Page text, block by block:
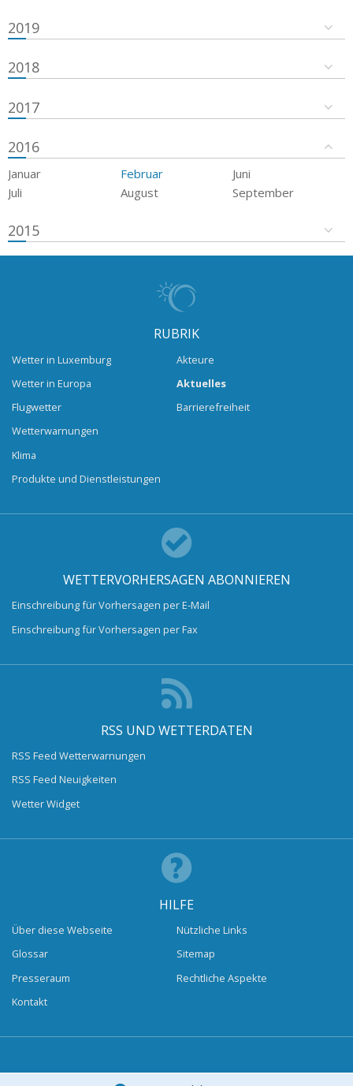
2019
2018
2017
2016
Januar Februar
Juni
Juli
August September
2015
RUBRIK
Wetter in Luxemburg
Wetter in Europa
Flugwetter
Wetterwarnungen
Klima
Produkte und Dienstleistungen
Akteure
Aktuelles
Barrierefreiheit
WETTERVORHERSAGEN ABONNIEREN
Einschreibung für Vorhersagen per E-Mail
Einschreibung für Vorhersagen per Fax
RSS UND WETTERDATEN
RSS Feed Wetterwarnungen
RSS Feed Neuigkeiten
Wetter Widget
HILFE
Über diese Webseite
Glossar
Presseraum
Kontakt
Nützliche Links
Sitemap
Rechtliche Aspekte